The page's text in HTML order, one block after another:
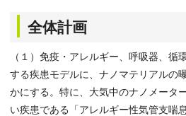
全体計画
（１）免疫・アレルギー、呼吸器、循
する疾患モデルに、ナノマテリアルの
かにする。特に、大気中のナノメータ
い疾患である「アレルギー性気管支喘